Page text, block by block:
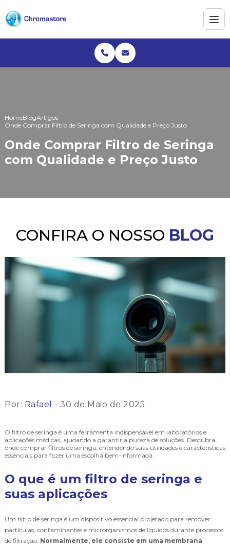
HomeBlogArtigos
Onde Comprar Filtro de Seringa com Qualidade e Preço Justo
Onde Comprar Filtro de Seringa
com Qualidade e Preço Justo
CONFIRA O NOSSO BLOG
Por: Rafael - 30 de Maio de 2025
O filtro de seringa é uma ferramenta indispensável em laboratórios e
aplicações médicas, ajudando a garantir a pureza de soluções. Descubra
onde comprar filtros de seringa, entendendo suas utilidades e características
essenciais para fazer uma escolha bem-informada.
O que é um filtro de seringa e
suas aplicações
Um filtro de seringa é um dispositivo essencial projetado para remover
partículas, contaminantes e microrganismos de líquidos durante processos
de filtração. Normalmente, ele consiste em uma membrana